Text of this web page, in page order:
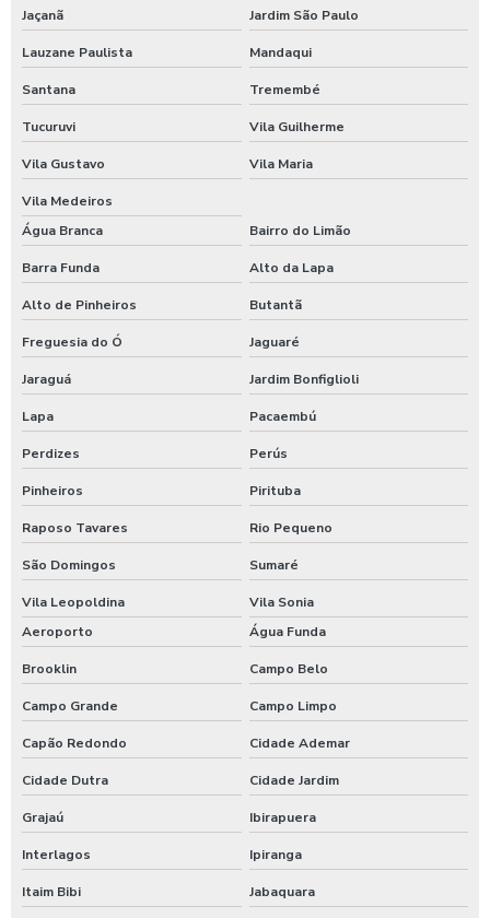
Empresas comida transportada
Empresas de alimentação
Empresas de alimentação corporativa
Empresas de alimentação para empresas
Empresas de alimentação industrial
Empresas de alimentação industrial em sp
Empresas de alimentação sp
Empresas de alimentação terceirizadas
Empresas de comida empresarial
Empresas de refeição coletiva sp
Empresas de refeições terceirizadas
Empresas de refeições transportadas
Empresas de terceirização de alimentação
Empresas fornecedoras de alimentação coletiva
Empresas preparadoras de refeições coletivas
Empresas prestadoras de serviços de alimentação coletiva
Empresas que fornecem alimentação para empresas
Jaçanã Jardim São Paulo
Lauzane Paulista Mandaqui
Santana Tremembé
Tucuruvi Vila Guilherme
Vila Gustavo Vila Maria
Vila Medeiros
Água Branca
Bairro do Limão
Barra Funda Alto da Lapa
Alto de Pinheiros Butantã
Freguesia do Ó Jaguaré
Jaraguá Jardim Bonfiglioli
Lapa Pacaembú
Perdizes Perús
Pinheiros Pirituba
Raposo Tavares Rio Pequeno
São Domingos Sumaré
Vila Leopoldina
Vila Sonia
Aeroporto
Água Funda
Brooklin Campo Belo
Campo Grande Campo Limpo
Capão Redondo Cidade Ademar
Cidade Dutra Cidade Jardim
Grajaú Ibirapuera
Interlagos Ipiranga
Itaim Bibi Jabaquara